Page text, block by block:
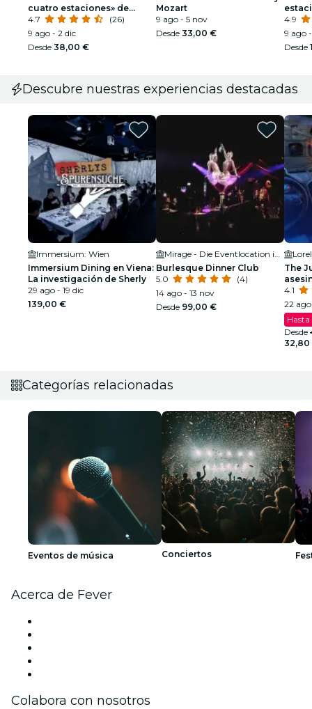
cuatro estaciones» de
Vivaldi en la Karlskirche
4.7
(26)
9 ago - 2 dic
Desde 38,00 €
Mozart
9 ago - 5 nov
Desde 33,00 €
4.9
9 ago
Desde
Descubre nuestras experiencias destacadas
Immersium: Wien
Immersium Dining en Viena:
La investigación de Sherly
29 ago - 19 dic
139,00 €
Burlesque Dinner Club
5.0
(4)
14 ago - 13 nov
Desde 99,00 €
The
4.1
22 ago
Hasta
Desde
32,80
Categorías relacionadas
Eventos de música Conciertos
Acerca de Fever
Colabora con nosotros